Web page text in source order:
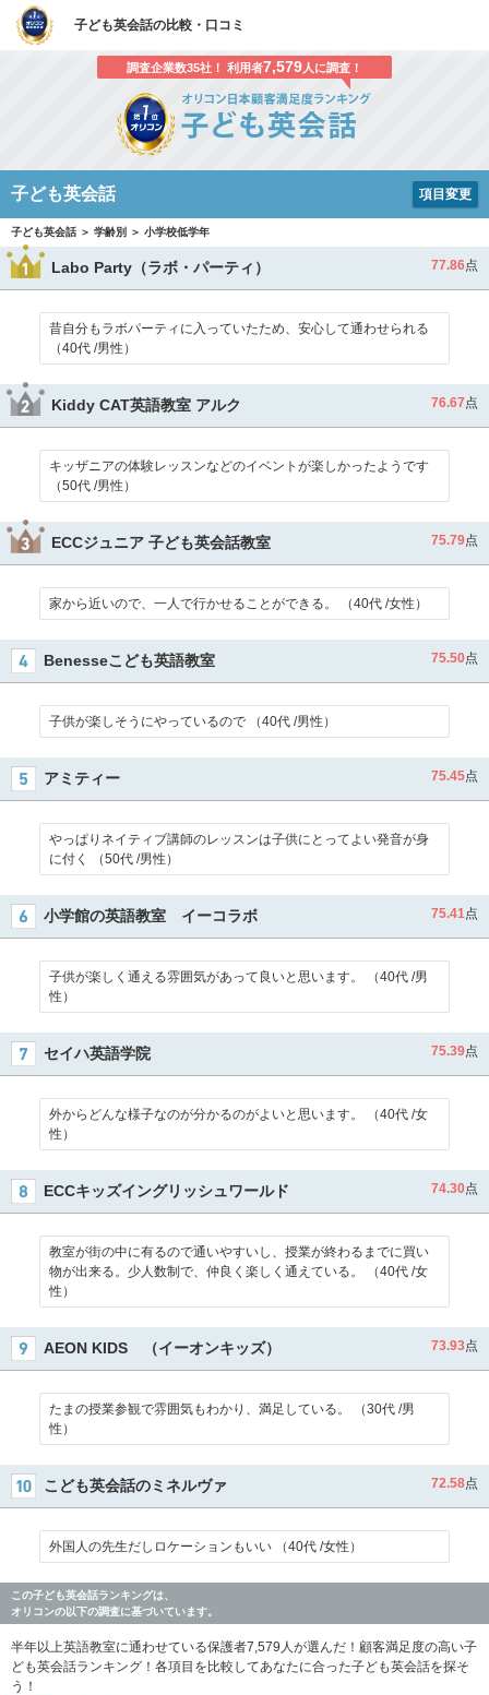
子ども英会話の比較・口コミ
調査企業数35社！ 利用者7,579人に調査！
子ども英会話 項目変更
子ども英会話 ＞ 学齢別 ＞ 小学校低学年
Labo Party（ラボ・パーティ） 77.86点
昔自分もラボパーティに入っていたため、安心して通わせられる
（40代 /男性）
Kiddy CAT英語教室 アルク 76.67点
キッザニアの体験レッスンなどのイベントが楽しかったようです
（50代 /男性）
ECCジュニア 子ども英会話教室 75.79点
家から近いので、一人で行かせることができる。 （40代 /女性）
Benesseこども英語教室 75.50点
子供が楽しそうにやっているので （40代 /男性）
アミティー 75.45点
やっぱりネイティブ講師のレッスンは子供にとってよい発音が身
に付く （50代 /男性）
小学館の英語教室 イーコラボ 75.41点
子供が楽しく通える雰囲気があって良いと思います。 （40代 /男
性）
セイハ英語学院 75.39点
外からどんな様子なのが分かるのがよいと思います。 （40代 /女
性）
ECCキッズイングリッシュワールド 74.30点
教室が街の中に有るので通いやすいし、授業が終わるまでに買い
物が出来る。少人数制で、仲良く楽しく通えている。 （40代 /女
性）
AEON KIDS （イーオンキッズ） 73.93点
たまの授業参観で雰囲気もわかり、満足している。 （30代 /男
性）
こども英会話のミネルヴァ 72.58点
外国人の先生だしロケーションもいい （40代 /女性）
この子ども英会話ランキングは、
オリコンの以下の調査に基づいています。
半年以上英語教室に通わせている保護者7,579人が選んだ！顧客満足度の高い子
ども英会話ランキング！各項目を比較してあなたに合った子ども英会話を探そ
う！